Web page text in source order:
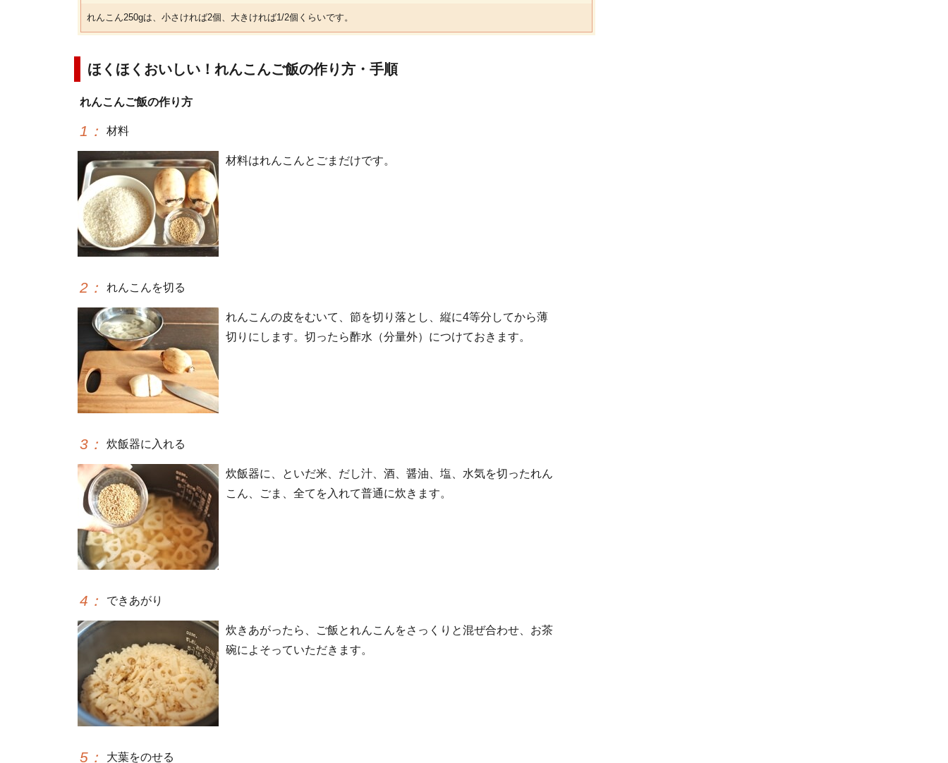
れんこん250gは、小さければ2個、大きければ1/2個くらいです。
ほくほくおいしい！れんこんご飯の作り方・手順
れんこんご飯の作り方
1 ： 材料
材料はれんこんとごまだけです。
2 ： れんこんを切る
れんこんの皮をむいて、節を切り落とし、縦に4等分してから薄
切りにします。切ったら酢水（分量外）につけておきます。
3 ： 炊飯器に入れる
炊飯器に、といだ米、だし汁、酒、醤油、塩、水気を切ったれん
こん、ごま、全てを入れて普通に炊きます。
4 ： できあがり
炊きあがったら、ご飯とれんこんをさっくりと混ぜ合わせ、お茶
碗によそっていただきます。
5 ： 大葉をのせる